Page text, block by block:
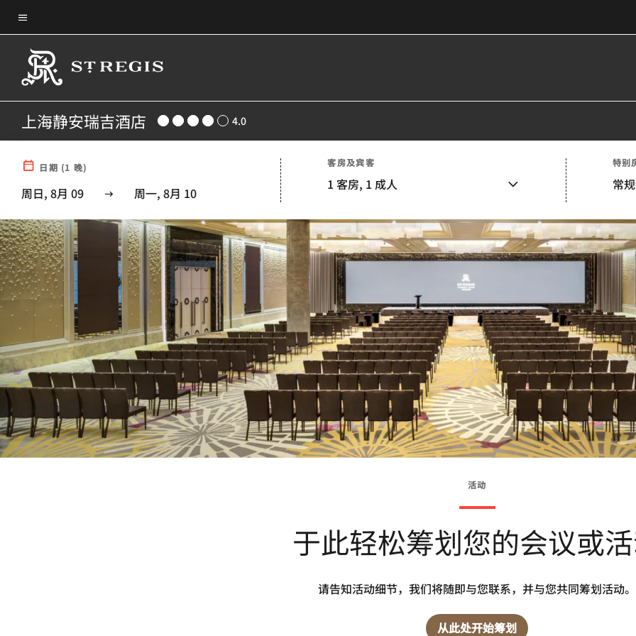
Skip
to
main
content
菜单文本
上海静安瑞吉酒店 4.0
日期 (1 晚)
周日, 8月 09 周一, 8月 10
客房及宾客
1 客房, 1 成人
特别
常
活动
于此轻松筹划您的会议或
请告知活动细节，我们将随即与您联系，并与您共同筹划活动。
从此处开始筹划